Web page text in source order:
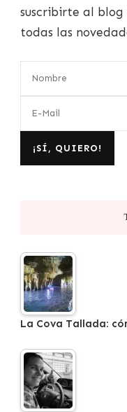
suscribirte al blog
todas las
La Cova Tallada: